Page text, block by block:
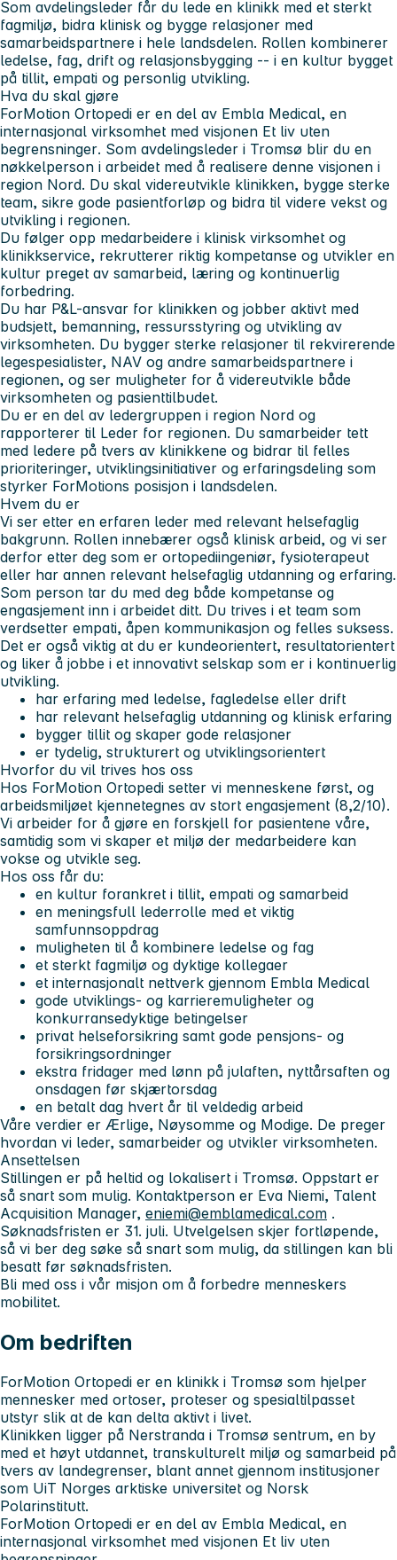
Som avdelingsleder får du lede en klinikk med et sterkt
fagmiljø, bidra klinisk og bygge relasjoner med
samarbeidspartnere i hele landsdelen. Rollen kombinerer
ledelse, fag, drift og relasjonsbygging -- i en kultur bygget
på tillit, empati og personlig utvikling.
Hva du skal gjøre
ForMotion Ortopedi er en del av Embla Medical, en
internasjonal virksomhet med visjonen Et liv uten
begrensninger. Som avdelingsleder i Tromsø blir du en
nøkkelperson i arbeidet med å realisere denne visjonen i
region Nord. Du skal videreutvikle klinikken, bygge sterke
team, sikre gode pasientforløp og bidra til videre vekst og
utvikling i regionen.
Du følger opp medarbeidere i klinisk virksomhet og
klinikkservice, rekrutterer riktig kompetanse og utvikler en
kultur preget av samarbeid, læring og kontinuerlig
forbedring.
Du har P&L-ansvar for klinikken og jobber aktivt med
budsjett, bemanning, ressursstyring og utvikling av
virksomheten. Du bygger sterke relasjoner til rekvirerende
legespesialister, NAV og andre samarbeidspartnere i
regionen, og ser muligheter for å videreutvikle både
virksomheten og pasienttilbudet.
Du er en del av ledergruppen i region Nord og
rapporterer til Leder for regionen. Du samarbeider tett
med ledere på tvers av klinikkene og bidrar til felles
prioriteringer, utviklingsinitiativer og erfaringsdeling som
styrker ForMotions posisjon i landsdelen.
Hvem du er
Vi ser etter en erfaren leder med relevant helsefaglig
bakgrunn. Rollen innebærer også klinisk arbeid, og vi ser
derfor etter deg som er ortopediingeniør, fysioterapeut
eller har annen relevant helsefaglig utdanning og erfaring.
Som person tar du med deg både kompetanse og
engasjement inn i arbeidet ditt. Du trives i et team som
verdsetter empati, åpen kommunikasjon og felles suksess.
Det er også viktig at du er kundeorientert, resultatorientert
og liker å jobbe i et innovativt selskap som er i kontinuerlig
utvikling.
har erfaring med ledelse, fagledelse eller drift
har relevant helsefaglig utdanning og klinisk erfaring
bygger tillit og skaper gode relasjoner
er tydelig, strukturert og utviklingsorientert
Hvorfor du vil trives hos oss
Hos ForMotion Ortopedi setter vi menneskene først, og
arbeidsmiljøet kjennetegnes av stort engasjement (8,2/10).
Vi arbeider for å gjøre en forskjell for pasientene våre,
samtidig som vi skaper et miljø der medarbeidere kan
vokse og utvikle seg.
Hos oss får du:
en kultur forankret i tillit, empati og samarbeid
en meningsfull lederrolle med et viktig
samfunnsoppdrag
muligheten til å kombinere ledelse og fag
et sterkt fagmiljø og dyktige kollegaer
et internasjonalt nettverk gjennom Embla Medical
gode utviklings- og karrieremuligheter og
konkurransedyktige betingelser
privat helseforsikring samt gode pensjons- og
forsikringsordninger
ekstra fridager med lønn på julaften, nyttårsaften og
onsdagen før skjærtorsdag
en betalt dag hvert år til veldedig arbeid
Våre verdier er Ærlige, Nøysomme og Modige. De preger
hvordan vi leder, samarbeider og utvikler virksomheten.
Ansettelsen
Stillingen er på heltid og lokalisert i Tromsø. Oppstart er
så snart som mulig. Kontaktperson er Eva Niemi, Talent
Acquisition Manager, eniemi@emblamedical.com .
Søknadsfristen er 31. juli. Utvelgelsen skjer fortløpende,
så vi ber deg søke så snart som mulig, da stillingen kan bli
besatt før søknadsfristen.
Bli med oss i vår misjon om å forbedre menneskers
mobilitet.
Om bedriften
ForMotion Ortopedi er en klinikk i Tromsø som hjelper
mennesker med ortoser, proteser og spesialtilpasset
utstyr slik at de kan delta aktivt i livet.
Klinikken ligger på Nerstranda i Tromsø sentrum, en by
med et høyt utdannet, transkulturelt miljø og samarbeid på
tvers av landegrenser, blant annet gjennom institusjoner
som UiT Norges arktiske universitet og Norsk
Polarinstitutt.
ForMotion Ortopedi er en del av Embla Medical, en
internasjonal virksomhet med visjonen Et liv uten